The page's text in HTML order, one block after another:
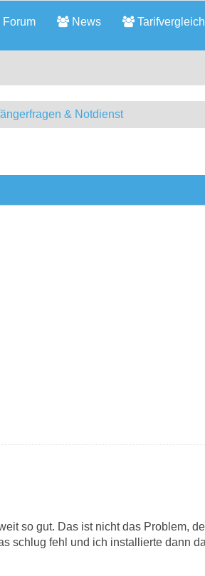
Forum News Tarifvergleich
& Notdienst
so gut. Das ist nicht das Problem,
schlug fehl und ich installierte dann